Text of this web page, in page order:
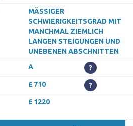
MÄSSIGER S
CHWIERIGKEITSGRAD MIT M
ANCHMAL ZIEMLICH L
ANGEN STEIGUNGEN UND U
NEBENEN ABSCHNITTEN
A ?
£ 710 ?
£ 1220